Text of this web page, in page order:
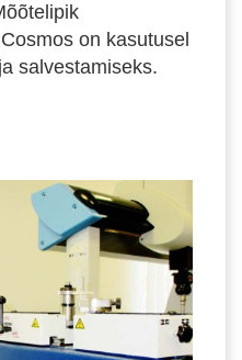
on kasutusel
salvestamiseks.